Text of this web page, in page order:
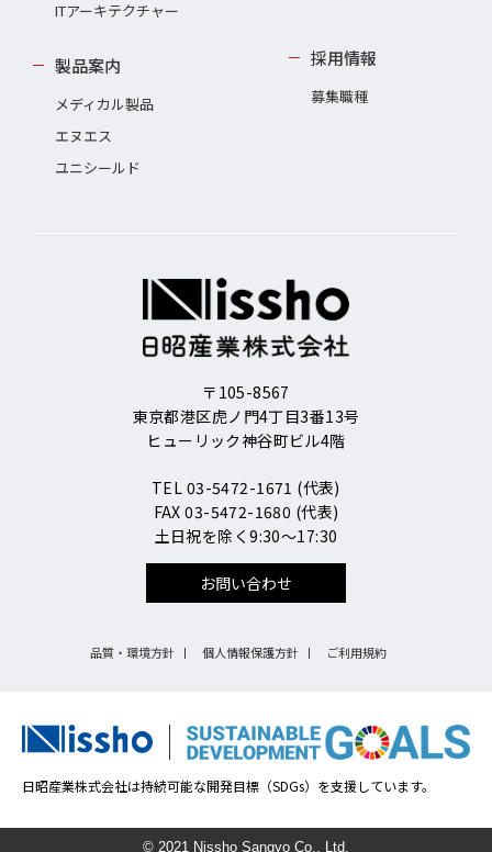
〒105-8567
東京都港区虎ノ門4丁目3番13号
ヒューリック神谷町ビル4階
TEL 03-5472-1671 (代表)
FAX 03-5472-1680 (代表)
土日祝を除く9:30～17:30
お問い合わせ
ITアーキテクチャー
製品案内
メディカル製品
エヌエス
ユニシールド
採用情報
募集職種
品質・環境方針 個人情報保護方針 ご利用規約
日昭産業株式会社は持続可能な開発目標（SDGs）を支援しています。
© 2021 Nissho Sangyo Co., Ltd.